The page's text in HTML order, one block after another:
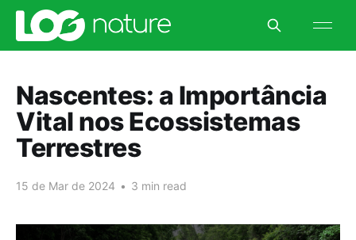
Nascentes: a Importância
Vital nos Ecossistemas
Terrestres
15 de Mar de 2024 • 3 min read